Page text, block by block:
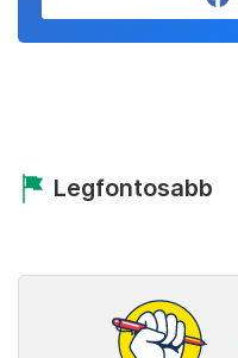
Legfontosabb